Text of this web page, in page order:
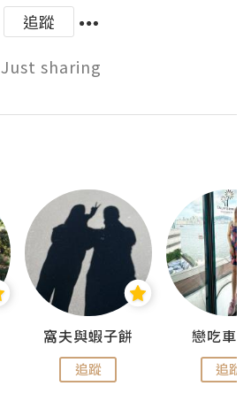
追蹤
Just sharing
窩夫與蝦子餅
追蹤
戀吃車
追蹤